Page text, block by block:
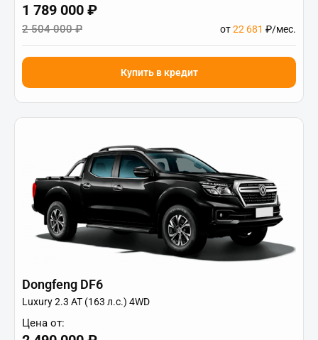
1 789 000 ₽
2 504 000 ₽ от22 681 ₽/мес.
Купить в кредит
Dongfeng DF6
Luxury 2.3 AT (163 л.с.) 4WD
Цена от: